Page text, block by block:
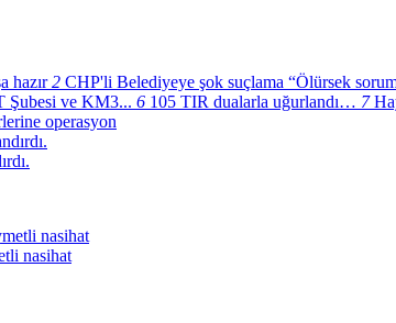
hazır 2 CHP'li Belediyeye şok suçlama “Ölürsek
Şubesi ve KM3... 6 105 TIR dualarla uğurlandı… 7
operasyon
nasihat